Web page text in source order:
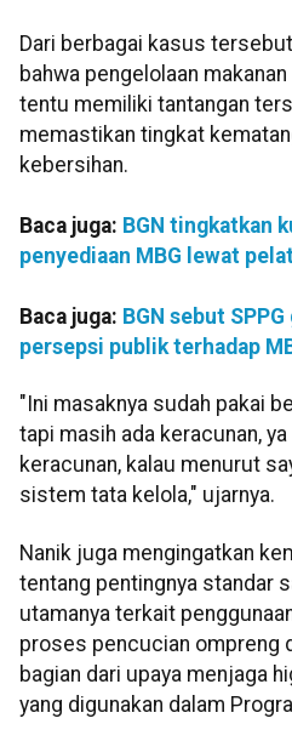
Dari berbagai kasus
bahwa pengelolaan
tentu memiliki tantangan
memastikan tingkat
kebersihan.
Baca juga: BGN tingkatkan
penyediaan MBG lewat
Baca juga: BGN sebut
persepsi publik terhadap
"Ini masaknya sudah pakai
tapi masih ada keracunan,
keracunan, kalau menurut
sistem tata kelola," ujarnya.
Nanik juga mengingatkan
tentang pentingnya standar
utamanya terkait
proses pencucian ompreng
bagian dari upaya menjaga
yang digunakan dalam